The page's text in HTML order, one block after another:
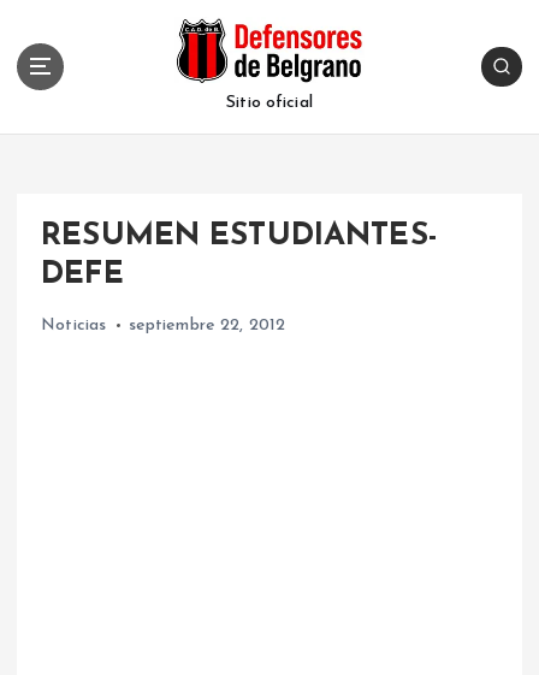
Sitio oficial
RESUMEN ESTUDIANTES-
DEFE
Noticias septiembre 22, 2012